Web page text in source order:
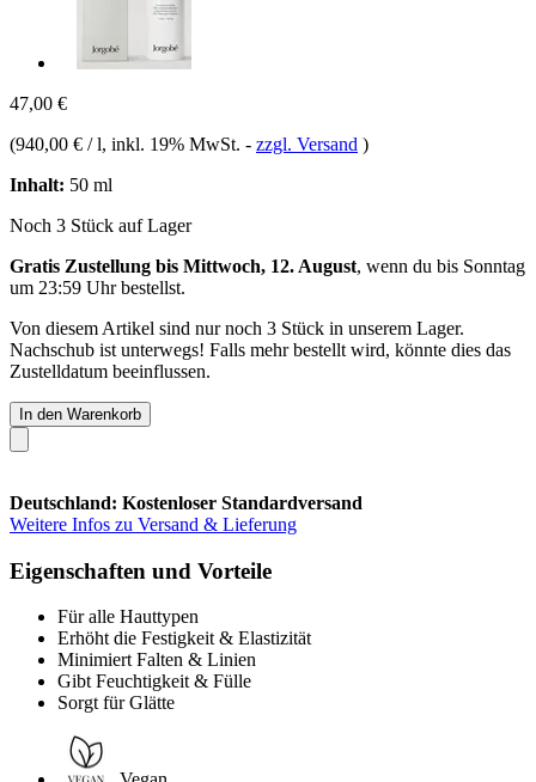
47,00 €
(940,00 € / l, inkl. 19% MwSt. - zzgl. Versand )
Inhalt: 50 ml
Noch 3 Stück auf Lager
Gratis Zustellung bis Mittwoch, 12. August, wenn du bis Sonntag
um 23:59 Uhrbestellst.
Von diesem Artikel sind nur noch 3 Stück in unserem Lager.
Nachschub ist unterwegs! Falls mehr bestellt wird, könnte dies das
Zustelldatum beeinflussen.
In den Warenkorb
Deutschland: Kostenloser Standardversand
Weitere Infos zu Versand & Lieferung
Eigenschaften und Vorteile
Für alle Hauttypen
Erhöht die Festigkeit & Elastizität
Minimiert Falten & Linien
Gibt Feuchtigkeit & Fülle
Sorgt für Glätte